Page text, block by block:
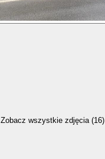
Zobacz wszystkie zdjęcia (16)